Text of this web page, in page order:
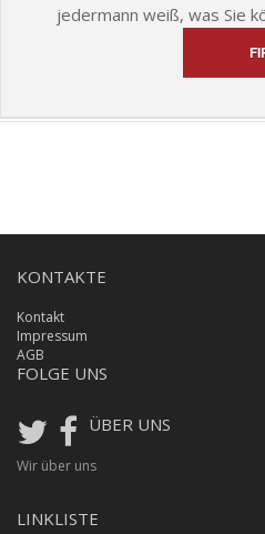
jedermann weiß, was Sie
KONTAKTE
Kontakt
Impressum
AGB
FOLGE UNS
ÜBER UNS
Wir über uns
LINKLISTE